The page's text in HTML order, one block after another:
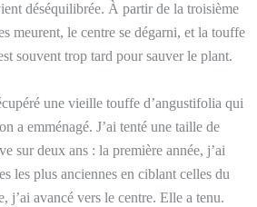
déséquilibrée. À partir de la troisième
meurent, le centre se dégarni, et la touffe
souvent trop tard pour sauver le plant.
une vieille touffe d’angustifolia qui
a emménagé. J’ai tenté une taille de
sur deux ans : la première année, j’ai
les plus anciennes en ciblant celles du
j’ai avancé vers le centre. Elle a tenu.